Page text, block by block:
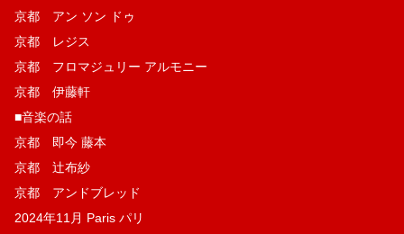
京都 アン ソン ドゥ
京都 レジス
京都 フロマジュリー アルモニー
京都 伊藤軒
■音楽の話
京都 即今 藤本
京都 辻布紗
京都 アンドブレッド
2024年11月 Paris パリ